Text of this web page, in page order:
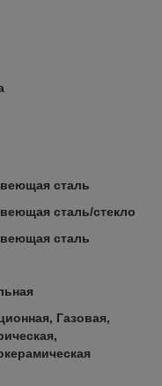
сталь
сталь/стекло
сталь
Газовая,